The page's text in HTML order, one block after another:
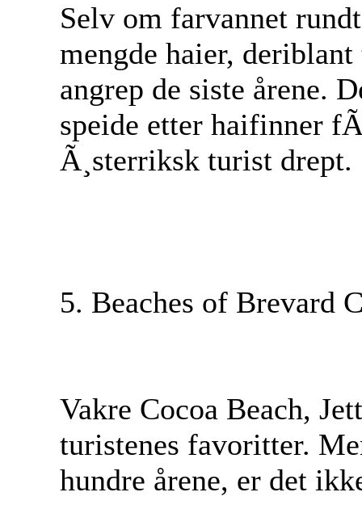
Selv om farvannet
mengde haier,
angrep de siste årene.
speide etter haifinner
Ã¸sterriksk turist drept.
5. Beaches of Brevard
Vakre Cocoa Beach,
turistenes favoritter.
hundre årene, er det